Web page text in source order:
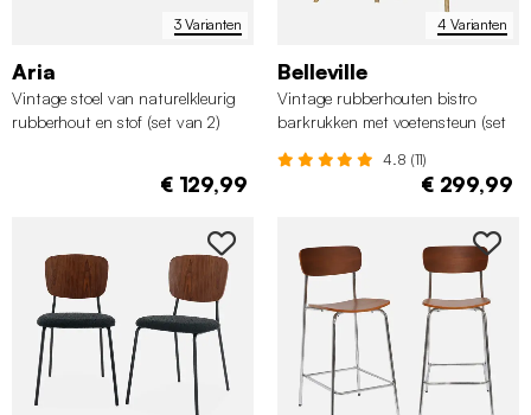
3 Varianten
Aria
Vintage stoel van naturelkleurig
rubberhout en stof (set van 2)
€ 129,99
4 Varianten
Belleville
Vintage rubberhouten bistro
barkrukken met voetensteun (set
4.8 (11)
€ 299,99